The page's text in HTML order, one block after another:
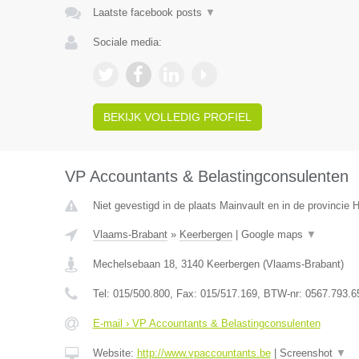
Laatste facebook posts ▼
Sociale media:
BEKIJK VOLLEDIG PROFIEL
VP Accountants & Belastingconsulenten
Niet gevestigd in de plaats Mainvault en in de provincie
Vlaams-Brabant» Keerbergen| Google maps ▼
Mechelsebaan 18, 3140 Keerbergen(Vlaams-Brabant)
Tel: 015/500.800, Fax: 015/517.169, BTW-nr:
E-mail › VP Accountants & Belastingconsulenten
Website: http://www.vpaccountants.be| Screenshot ▼